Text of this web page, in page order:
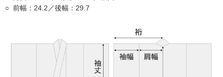
前幅：24.2／後幅：29.7